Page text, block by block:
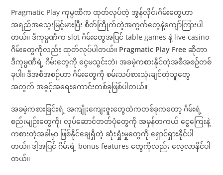
Pragmatic Play ကုမ္ပဏီက ထုတ်လုပ်တဲ့ အွန်လိုင်းဂိမ်းတွေဟာ
အရည်အသွေးမြင့်မားပြီး စိတ်ကြိုက်တဲ့အကွက်တွေနဲ့ကျော်ကြားပါ
တယ်။ ဒီကုမ္ပဏီက slot ဂိမ်းတွေအပြင် table games နဲ့ live casino
ဂိမ်းတွေကိုလည်း ထုတ်လုပ်ပါတယ်။ Pragmatic Play Free ဆိုတာ
ဒီကုမ္ပဏီရဲ့ ဂိမ်းတွေကို ငွေမသွင်းဘဲ၊ အခမဲ့ကစားနိုင်တဲ့အစီအစဉ်တစ်
ခုပါ။ ဒီအစီအစဉ်ဟာ ဂိမ်းတွေကို စမ်းသပ်စားသုံးချင်တဲ့သူတွေ
အတွက် အခွင့်အရေးကောင်းတစ်ခုဖြစ်ပါတယ်။
အခမဲ့ကစားခြင်းရဲ့ အကျိုးကျေးဇူးတွေထဲကတစ်ခုကတော့ ဂိမ်းရဲ့
စည်းမျဉ်းတွေကို၊ လုပ်ဆောင်တတ်ပုံတွေကို အမှန်တကယ် ငွေကြေးနဲ့
ကစားတဲ့အခါမှာ ဖြစ်နိုင်ချေရှိတဲ့ ဆုံးရှုံးမှုတွေကို ရှောင်ရှားနိုင်ပါ
တယ်။ ဒါ့အပြင် ဂိမ်းရဲ့ bonus features တွေကိုလည်း လေ့လာနိုင်ပါ
တယ်။